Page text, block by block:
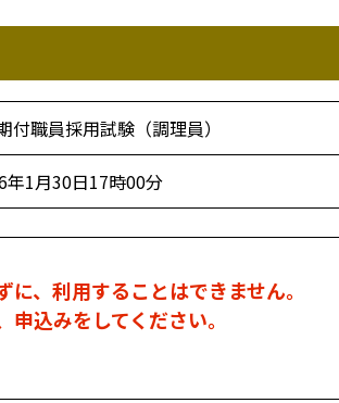
付職員採用試験（調理員）
年1月30日17時00分
、利用することはできません。
込みをしてください。